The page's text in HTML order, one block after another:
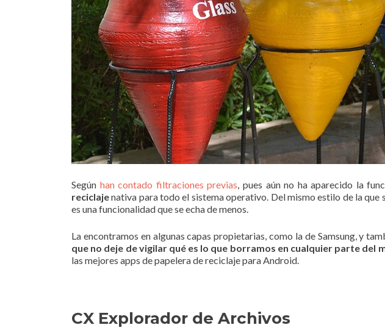
Según han contado filtraciones previas, pues aún no ha aparecido la
reciclajenativa para todo el sistema operativo. Del mismo estilo de la
es una funcionalidad que se echa de menos.
La encontramos en algunas capas propietarias, como la de Samsung, y
que no deje de vigilar qué es lo que borramos en cualquier parte del
las mejores apps de papelera de reciclaje para Android.
CX Explorador de Archivos